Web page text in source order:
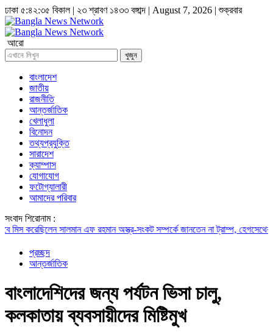
ঢাকা ৫:৪২:৩৬ বিকাল| ২৩ শ্রাবণ ১৪৩৩ বঙ্গাব্দ | August 7, 2026 |শুক্রবার
আরো
খুজুন
বাংলাদেশ
জাতীয়
রাজনীতি
আন্তর্জাতিক
খেলাধুলা
বিনোদন
তথ্যপ্রযুক্তি
সারাদেশ
ক্যাম্পাস
যোগাযোগ
ফটোগ্যালারী
আমাদের পরিবার
সংবাদ শিরোনাম :
সালমান এফ রহমানঅস্ত্র-সংকট সম্পর্কে জানতেন না ট্রাম্প, হেগসেথের সঙ্গে
প্রচ্ছদ
আন্তর্জাতিক
বাংলাদেশিদের জন্য পর্যটন ভিসা চালু,
কলকাতায় ব্যবসায়ীদের মিষ্টিমুখ